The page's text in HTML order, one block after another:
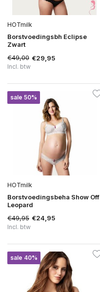
HOTmilk
Borstvoedingsbh Eclipse
Zwart
€49,00 €29,95
Incl. btw
sale 50%
HOTmilk
Borstvoedingsbeha Show Off
Leopard
€49,95 €24,95
Incl. btw
sale 40%